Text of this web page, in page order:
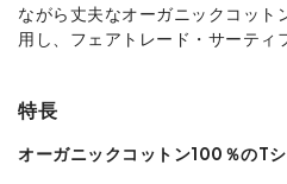
ながら丈夫なオーガニックコット
用し、フェアトレード・サーティ
特長
オーガニックコットン100％のT